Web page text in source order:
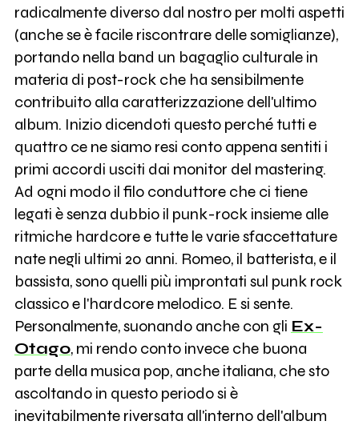
radicalmente diverso dal nostro per molti aspetti
(anche se è facile riscontrare delle somiglianze),
portando nella band un bagaglio culturale in
materia di post-rock che ha sensibilmente
contribuito alla caratterizzazione dell'ultimo
album. Inizio dicendoti questo perché tutti e
quattro ce ne siamo resi conto appena sentiti i
primi accordi usciti dai monitor del mastering.
Ad ogni modo il filo conduttore che ci tiene
legati è senza dubbio il punk-rock insieme alle
ritmiche hardcore e tutte le varie sfaccettature
nate negli ultimi 20 anni. Romeo, il batterista, e il
bassista, sono quelli più improntati sul punk rock
classico e l'hardcore melodico. E si sente.
Personalmente, suonando anche con gli Ex-
Otago, mi rendo conto invece che buona
parte della musica pop, anche italiana, che sto
ascoltando in questo periodo si è
inevitabilmente riversata all'interno dell'album